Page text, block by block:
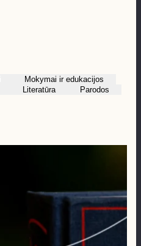
Mokymai ir edukacijos
Literatūra
Parodos